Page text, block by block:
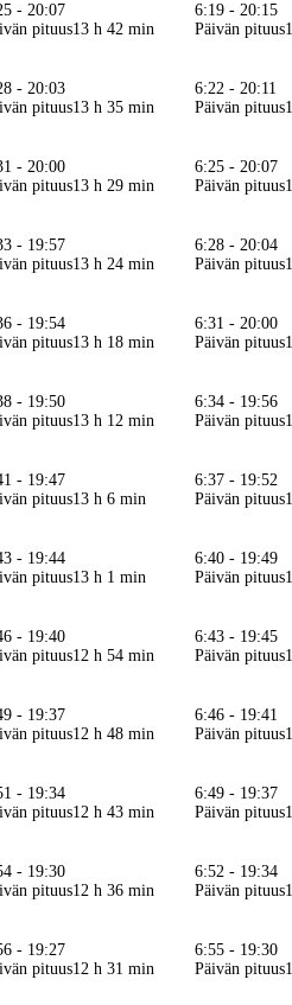
- 20:07
pituus13 h 42 min
6:19 - 20:15
Päivän pituus
- 20:03
pituus13 h 35 min
6:22 - 20:11
Päivän pituus
- 20:00
pituus13 h 29 min
6:25 - 20:07
Päivän pituus
- 19:57
pituus13 h 24 min
6:28 - 20:04
Päivän pituus
- 19:54
pituus13 h 18 min
6:31 - 20:00
Päivän pituus
- 19:50
pituus13 h 12 min
6:34 - 19:56
Päivän pituus
- 19:47
pituus13 h 6 min
6:37 - 19:52
Päivän pituus
- 19:44
pituus13 h 1 min
6:40 - 19:49
Päivän pituus
- 19:40
pituus12 h 54 min
6:43 - 19:45
Päivän pituus
- 19:37
pituus12 h 48 min
6:46 - 19:41
Päivän pituus
- 19:34
pituus12 h 43 min
6:49 - 19:37
Päivän pituus
- 19:30
pituus12 h 36 min
6:52 - 19:34
Päivän pituus
- 19:27
pituus12 h 31 min
6:55 - 19:30
Päivän pituus